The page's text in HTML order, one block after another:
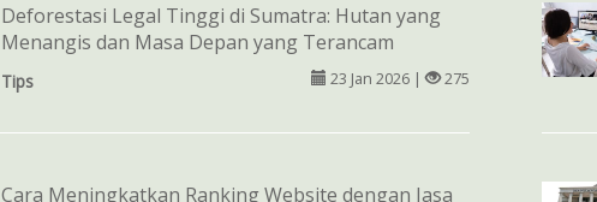
Deforestasi Legal Tinggi di Sumatra: Hutan yang
Menangis dan Masa Depan yang Terancam
Tips 23 Jan 2026 | 275
Cara Meningkatkan Ranking Website dengan Jasa